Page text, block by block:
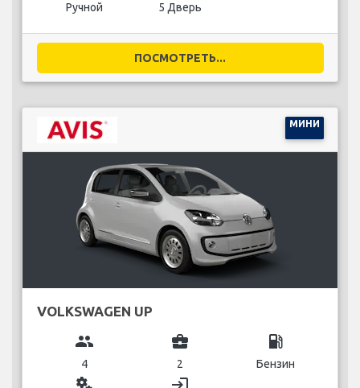
Ручной 5 Дверь
ПОСМОТРЕТЬ...
МИНИ
VOLKSWAGEN UP
group
4
business_center
2
local_gas_station
Бензин